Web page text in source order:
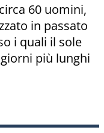
60 uomini,
in passato
i quali il sole
più lunghi